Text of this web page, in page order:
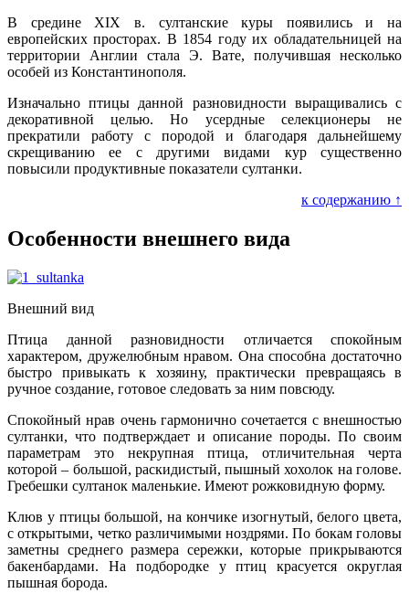
В средине ХІХ в. султанские куры появились и на
европейских просторах. В 1854 году их обладательницей на
территории Англии стала Э. Вате, получившая несколько
особей из Константинополя.
Изначально птицы данной разновидности выращивались с
декоративной целью. Но усердные селекционеры не
прекратили работу с породой и благодаря дальнейшему
скрещиванию ее с другими видами кур существенно
повысили продуктивные показатели султанки.
к содержанию ↑
Особенности внешнего вида
Внешний вид
Птица данной разновидности отличается спокойным
характером, дружелюбным нравом. Она способна достаточно
быстро привыкать к хозяину, практически превращаясь в
ручное создание, готовое следовать за ним повсюду.
Спокойный нрав очень гармонично сочетается с внешностью
султанки, что подтверждает и описание породы. По своим
параметрам это некрупная птица, отличительная черта
которой – большой, раскидистый, пышный хохолок на голове.
Гребешки султанок маленькие. Имеют рожковидную форму.
Клюв у птицы большой, на кончике изогнутый, белого цвета,
с открытыми, четко различимыми ноздрями. По бокам головы
заметны среднего размера сережки, которые прикрываются
бакенбардами. На подбородке у птиц красуется округлая
пышная борода.